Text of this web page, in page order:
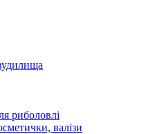
риболовлі
валізи